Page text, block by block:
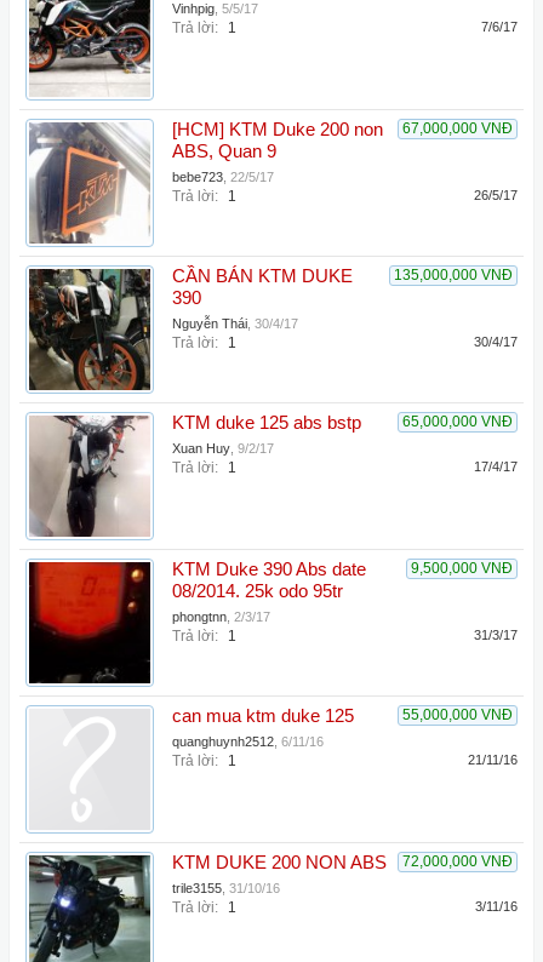
Vinhpig 5/5/17
Trả lời: 1 7/6/17
67,000,000 VNĐ
[HCM] KTM Duke 200 non
ABS, Quan 9
bebe723 22/5/17
Trả lời: 1 26/5/17
135,000,000 VNĐ
CẦN BÁN KTM DUKE
390
Nguyễn Thái 30/4/17
Trả lời: 1 30/4/17
65,000,000 VNĐ
KTM duke 125 abs bstp
Xuan Huy 9/2/17
Trả lời: 1 17/4/17
9,500,000 VNĐ
KTM Duke 390 Abs date
08/2014. 25k odo 95tr
phongtnn 2/3/17
Trả lời: 1 31/3/17
55,000,000 VNĐ
can mua ktm duke 125
quanghuynh2512 6/11/16
Trả lời: 1 21/11/16
72,000,000 VNĐ
KTM DUKE 200 NON ABS
trile3155 31/10/16
Trả lời: 1 3/11/16